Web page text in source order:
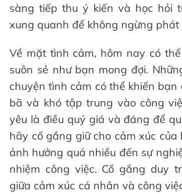
sàng tiếp thu ý kiến và học hỏi
xung quanh để không ngừng phát
Về mặt tình cảm, hôm nay có
suôn sẻ như bạn mong đợi.
chuyện tình cảm có thể khiến bạn
bã và khó tập trung vào công
yêu là điều quý giá và đáng để
hãy cố gắng giữ cho cảm xúc của
ảnh hưởng quá nhiều đến sự
nhiệm công việc. Cố gắng duy
giữa cảm xúc cá nhân và công